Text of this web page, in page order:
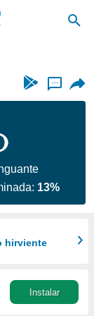
...
13%
hirviente
Instalar